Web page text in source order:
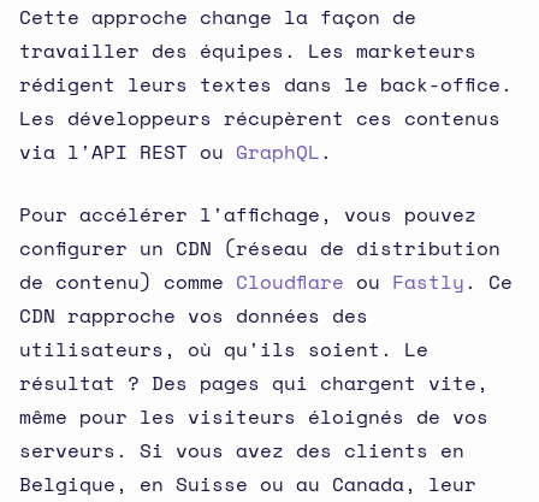
Cette approche change la façon de
travailler des équipes. Les marketeurs
rédigent leurs textes dans le back-office.
Les développeurs récupèrent ces contenus
via l'API REST ou GraphQL.
Pour accélérer l'affichage, vous pouvez
configurer un CDN (réseau de distribution
de contenu) comme Cloudflare ou Fastly. Ce
CDN rapproche vos données des
utilisateurs, où qu'ils soient. Le
résultat ? Des pages qui chargent vite,
même pour les visiteurs éloignés de vos
serveurs. Si vous avez des clients en
Belgique, en Suisse ou au Canada, leur